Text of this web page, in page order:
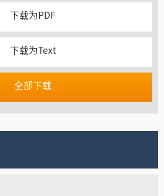
下载为PDF
下载为Text
全部下载